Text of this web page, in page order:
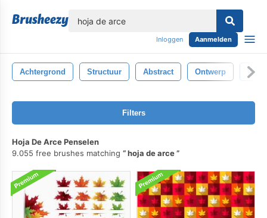
Inloggen Aanmelden
Achtergrond Structuur Abstract Ontwerp Wit
Filters
Hoja De Arce Penselen
9.055 free brushes matching
hoja de arce